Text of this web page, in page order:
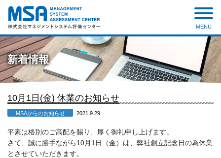
株式会社 マネジメントシステ
ム評価センター
MENU
新着情報
10月1日(金) 休業のお知らせ
MSAからのお知らせ 2021.9.29
平素は格別のご高配を賜り、厚く御礼申し上げます。
さて、誠に勝手ながら10月1日（金）は、弊社創立記念日の為休業
とさせていただきます。